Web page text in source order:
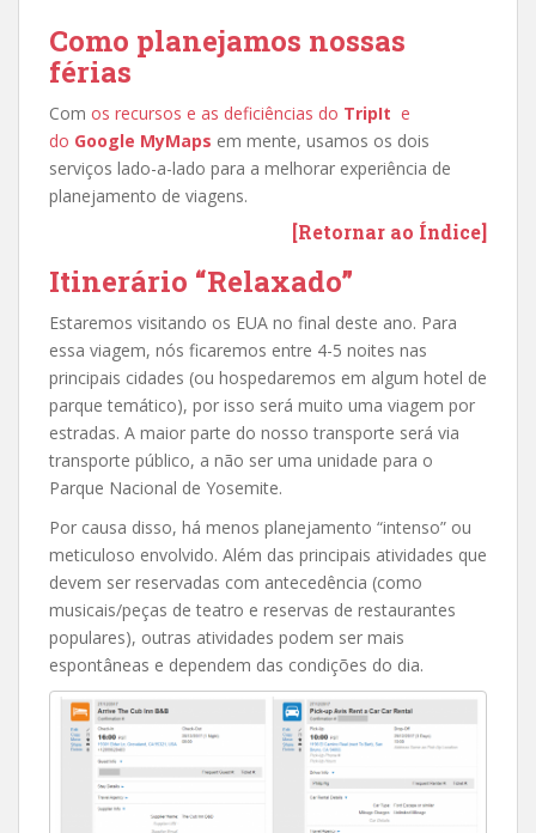
Como planejamos nossas
férias
Com os recursos e as deficiências do TripIt e
do Google MyMaps em mente, usamos os dois
serviços lado-a-lado para a melhorar experiência de
planejamento de viagens.
[Retornar ao Índice]
Itinerário “Relaxado”
Estaremos visitando os EUA no final deste ano. Para
essa viagem, nós ficaremos entre 4-5 noites nas
principais cidades (ou hospedaremos em algum hotel de
parque temático), por isso será muito uma viagem por
estradas. A maior parte do nosso transporte será via
transporte público, a não ser uma unidade para o
Parque Nacional de Yosemite.
Por causa disso, há menos planejamento “intenso” ou
meticuloso envolvido. Além das principais atividades que
devem ser reservadas com antecedência (como
musicais/peças de teatro e reservas de restaurantes
populares), outras atividades podem ser mais
espontâneas e dependem das condições do dia.